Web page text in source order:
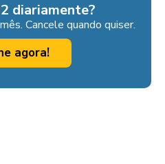
diariamente?
Cancele quando quiser.
agora!